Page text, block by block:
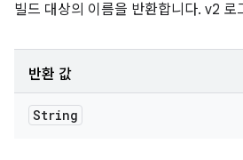
빌드 대상의 이름을 반환합니다. v2 로
반환 값
String